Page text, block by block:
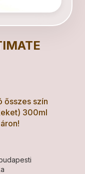
ősszes szín
300ml